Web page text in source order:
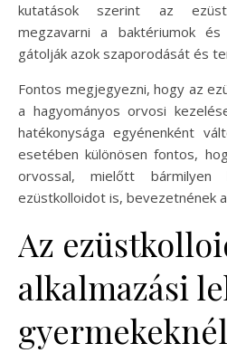
kutatások szerint az
megzavarni a baktériumok
gátolják azok szaporodását és
Fontos megjegyezni, hogy az
a hagyományos orvosi
hatékonysága egyénenként
esetében különösen fontos,
orvossal, mielőtt bármilyen
ezüstkolloidot is, bevezetnének
Az
alkalmazási
gyermekeknél